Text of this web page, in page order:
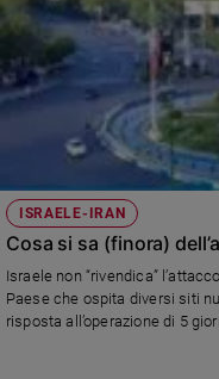
ISRAELE-IRAN
Cosa si sa (finora)
Israele non “rivendica”
Paese che ospita diversi siti
risposta all’operazione di 5